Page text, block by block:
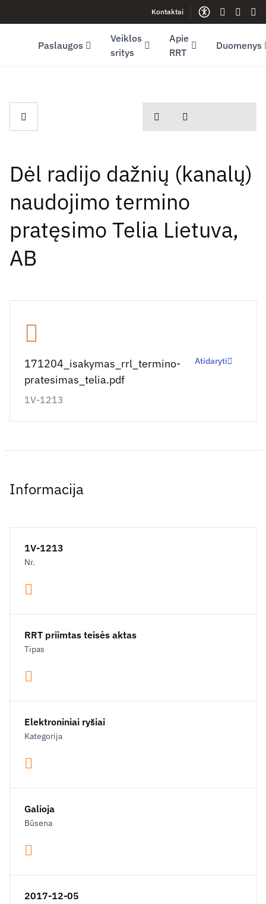
Youtube (opens in new window)Kontaktai
Gestų
Paslaugos
Veiklos
sritys
Apie
RRT
Duomenys
spausdintiDalintis
Dėl radijo dažnių (kanalų)
naudojimo termino
pratęsimo Telia Lietuva,
AB
171204_isakymas_rrl_termino-
pratesimas_telia.pdf
1V-1213
Atidaryti
Informacija
1V-1213
Nr.
RRT priimtas teisės aktas
Tipas
Elektroniniai ryšiai
Kategorija
Galioja
Būsena
2017-12-05